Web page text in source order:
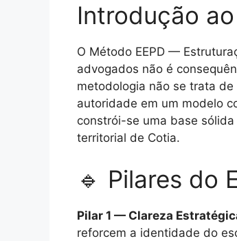
Introdução
O Método EEPD —
advogados não é
metodologia não se trata
autoridade em um modelo
constrói-se uma base
territorial de Cotia.
🔹 Pilares do
Pilar 1 — Clareza
reforcem a identidade do